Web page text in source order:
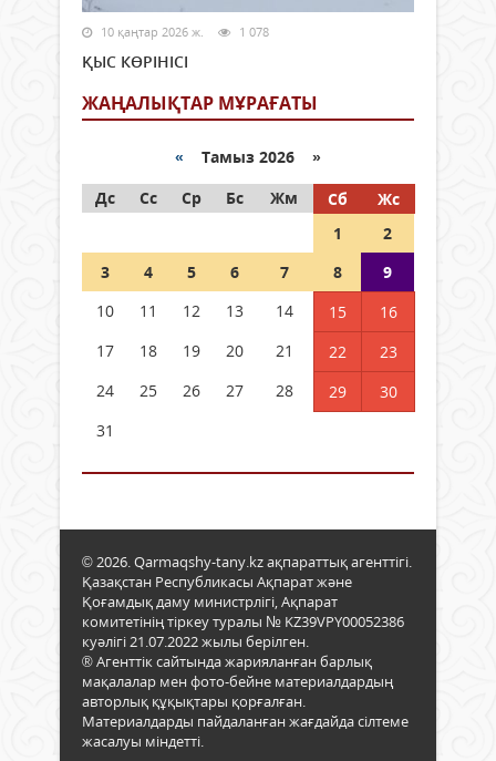
10 қаңтар 2026 ж. 1 078
ҚЫС КӨРІНІСІ
ЖАҢАЛЫҚТАР МҰРАҒАТЫ
« Тамыз 2026 »
Дс
Сс Ср Бс Жм Сб
Жс
1
2
3
4 5 6 7 8
9
10
11 12 13 14 15
16
17
18 19 20 21 22
23
24
25 26 27 28 29
30
31
© 2026. Qarmaqshy-tany.kz ақпараттық агенттігі.
Қазақстан Республикасы Ақпарат және
Қоғамдық даму министрлігі, Ақпарат
комитетінің тіркеу туралы № KZ39VPY00052386
куәлігі 21.07.2022 жылы берілген.
® Агенттік сайтында жарияланған барлық
мақалалар мен фото-бейне материалдардың
авторлық құқықтары қорғалған.
Материалдарды пайдаланған жағдайда сілтеме
жасалуы міндетті.